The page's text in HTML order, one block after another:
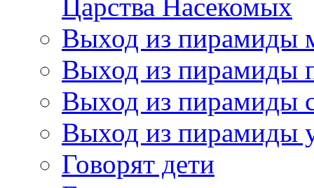
Царства Насекомых
Выход из пирамиды
Выход из пирамиды
Выход из пирамиды
Выход из пирамиды
Говорят дети